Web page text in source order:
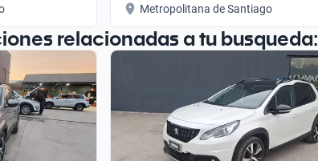
Metropolitana de Santiago
relacionadas a tu busqueda: